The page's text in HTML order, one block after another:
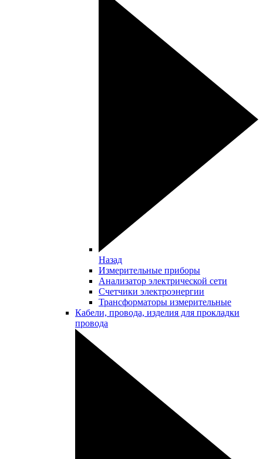
Назад
Измерительные приборы
Анализатор электрической сети
Счетчики электроэнергии
Трансформаторы измерительные
Кабели, провода, изделия для прокладки
провода